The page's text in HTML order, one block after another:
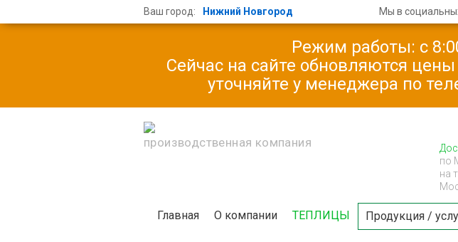
Ваш город: Нижний Новгород Мы в
Режим работы: с
Сейчас на сайте обновляются
уточняйте у менеджера по
производственная компания
по
на
Главная О компании ТЕПЛИЦЫ Продукция /